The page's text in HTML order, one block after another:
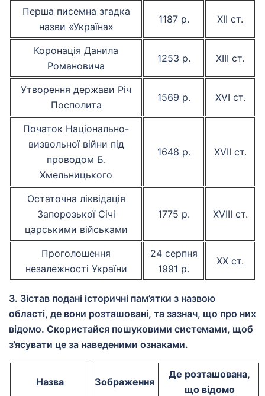
Перша писемна згадка
назви «Україна»
1187 р. ХІІ ст.
Коронація Данила
Романовича
1253 р. ХІІІ ст.
Утворення держави Річ
Посполита
1569 р. XVI ст.
Початок Національно-
визвольної війни під
проводом Б.
Хмельницького
1648 р. XVII ст.
Остаточна ліквідація
Запорозької Січі
царськими військами
1775 р. XVIII ст.
Проголошення
незалежності України
24 серпня
1991 р.
ХХ ст.
3. Зістав подані історичні пам’ятки з назвою
області, де вони розташовані, та зазнач, що про них
відомо. Скористайся пошуковими системами, щоб
з’ясувати це за наведеними ознаками.
Назва Зображення
Де розташована,
що відомо